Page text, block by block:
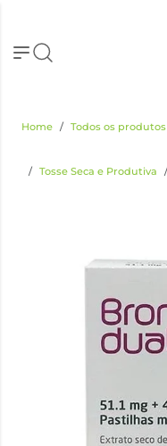
Home Todos os produtos
Tosse Seca e Produtiva